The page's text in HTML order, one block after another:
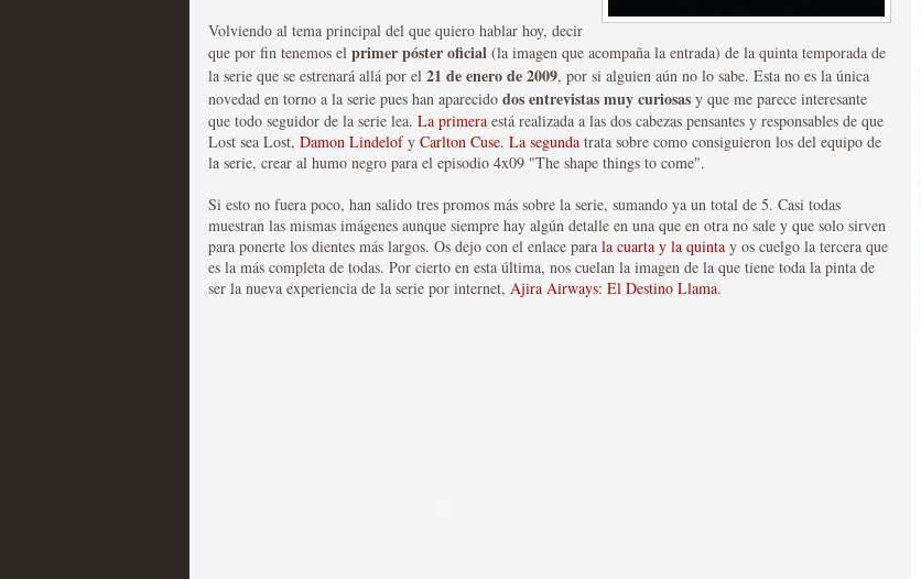
Las series disponibles en las plataformas SVOD
tienen fecha de caducidad
MOLTISANTI
Recomendación de la semana
Volviendo al tema principal del que quiero hablar hoy, decir
que por fin tenemos el primer póster oficial (la imagen que acompaña la entrada) de la quinta temporada de
la serie que se estrenará allá por el 21 de enero de 2009, por si alguien aún no lo sabe. Esta no es la única
novedad en torno a la serie pues han aparecido dos entrevistas muy curiosas y que me parece interesante
que todo seguidor de la serie lea. La primera está realizada a las dos cabezas pensantes y responsables de que
Lost sea Lost, Damon Lindelofy Carlton Cuse. La segunda trata sobre como consiguieron los del equipo de
la serie, crear al humo negro para el episodio 4x09 "The shape things to come".
Si esto no fuera poco, han salido tres promos más sobre la serie, sumando ya un total de 5. Casi todas
muestran las mismas imágenes aunque siempre hay algún detalle en una que en otra no sale y que solo sirven
para ponerte los dientes más largos. Os dejo con el enlace para la cuarta y la quinta y os cuelgo la tercera que
es la más completa de todas. Por cierto en esta última, nos cuelan la imagen de la que tiene toda la pinta de
ser la nueva experiencia de la serie por internet, Ajira Airways: El Destino Llama.